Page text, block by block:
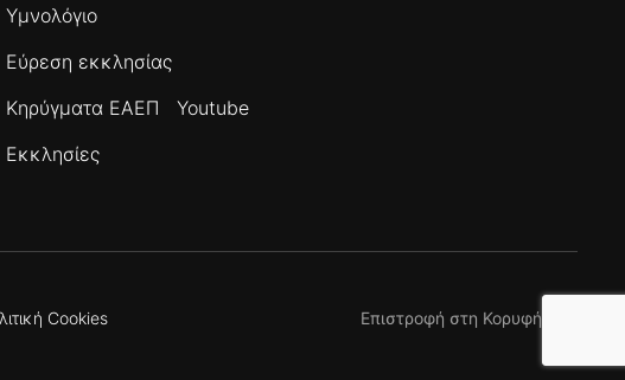
Υμνολόγιο
Εύρεση εκκλησίας
Κηρύγματα ΕΑΕΠ
Youtube
Εκκλησίες
Cookies Επιστροφή στη Κορυφή